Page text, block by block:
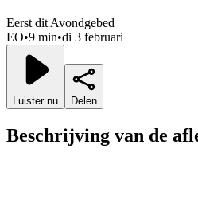
Eerst dit Avondgebed
EO•9 min•di 3 februari
Luister nu Delen
Beschrijving van de